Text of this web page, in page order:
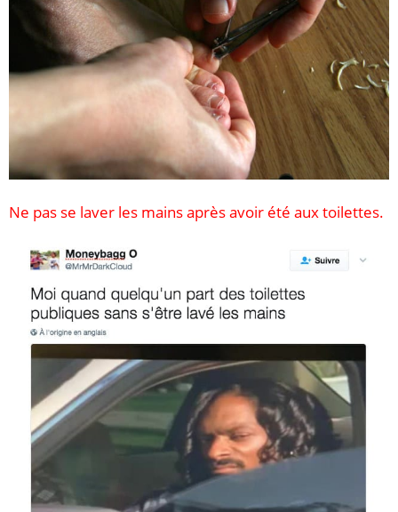
Ne pas se laver les mains après avoir été aux toilettes.